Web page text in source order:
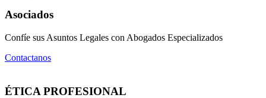
Asociados
Confíe sus Asuntos Legales con Abogados Especializados
Contactanos
ÉTICA PROFESIONAL